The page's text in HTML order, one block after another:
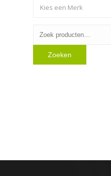
Kies een Merk
Zoeken
naar:
Zoeken